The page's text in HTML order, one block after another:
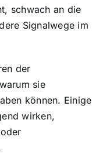
schwach an die
Signalwege im
der
sie
können. Einige
wirken,